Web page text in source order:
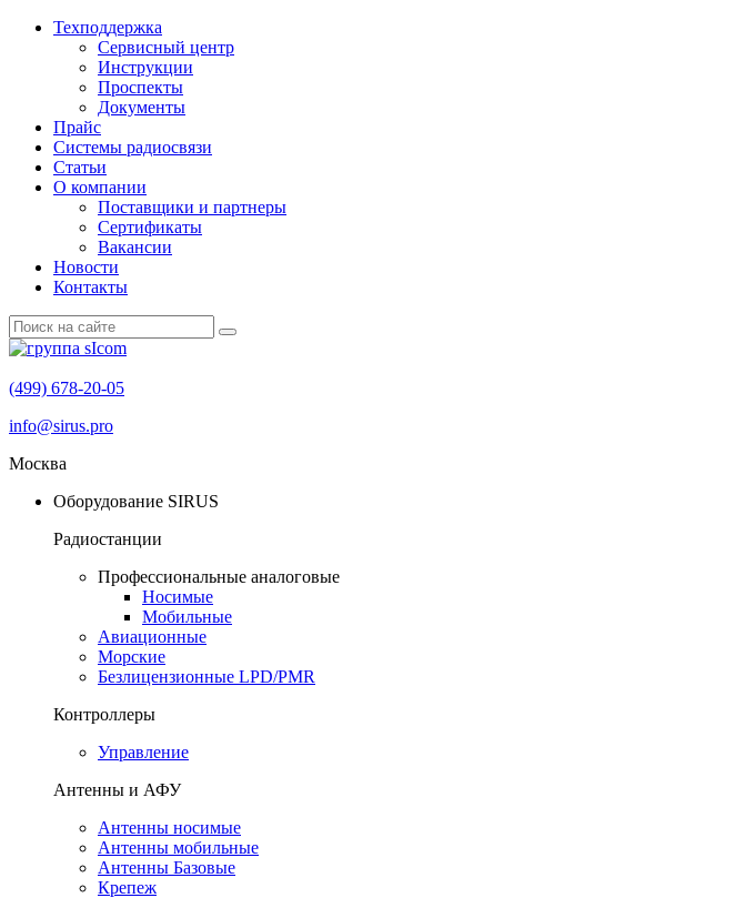
Техподдержка
Сервисный центр
Инструкции
Проспекты
Документы
Прайс
Системы радиосвязи
Статьи
О компании
Поставщики и партнеры
Cертификаты
Вакансии
Новости
Контакты
(499) 678-20-05
info@sirus.pro
Москва
Оборудование SIRUS
Радиостанции
Профессиональные аналоговые
Носимые
Мобильные
Авиационные
Морские
Безлицензионные LPD/PMR
Контроллеры
Управление
Антенны и АФУ
Антенны носимые
Антенны мобильные
Антенны Базовые
Крепеж